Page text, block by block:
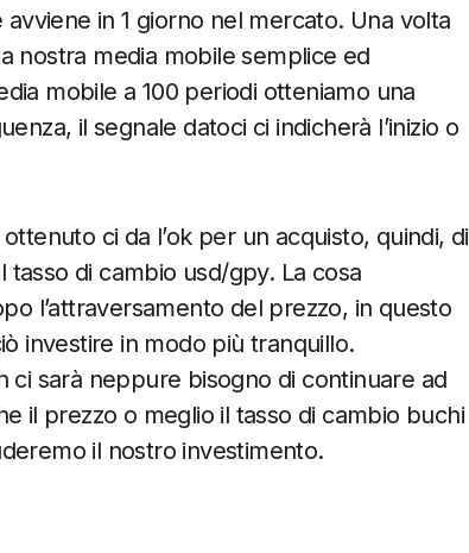
in 1 giorno nel mercato. Una volta
nostra media mobile semplice ed
mobile a 100 periodi otteniamo una
il segnale datoci ci indicherà l’inizio o
ci da l’ok per un acquisto, quindi, di
di cambio usd/gpy. La cosa
l’attraversamento del prezzo, in questo
investire in modo più tranquillo.
ci sarà neppure bisogno di continuare ad
il prezzo o meglio il tasso di cambio buchi
il nostro investimento.